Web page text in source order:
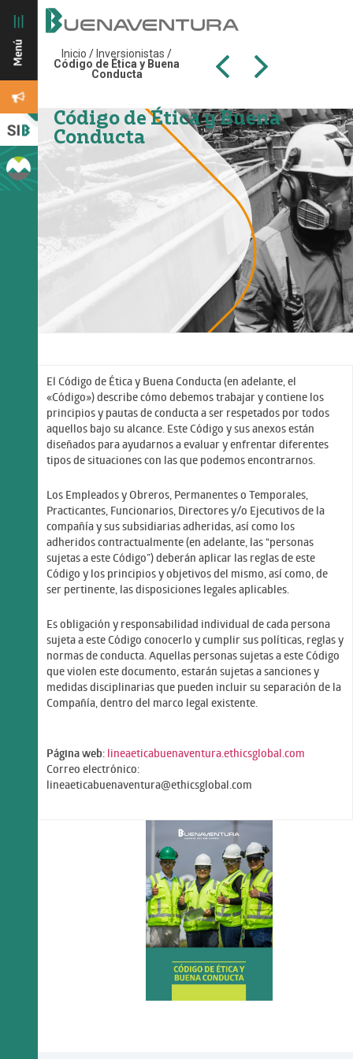
Inicio / Inversionistas /
Código de Ética y Buena
Conducta
Código de Ética y Buena
Conducta
El Código de Ética y Buena Conducta (en adelante, el
«Código») describe cómo debemos trabajar y contiene los
principios y pautas de conducta a ser respetados por todos
aquellos bajo su alcance. Este Código y sus anexos están
diseñados para ayudarnos a evaluar y enfrentar diferentes
tipos de situaciones con las que podemos encontrarnos.
Los Empleados y Obreros, Permanentes o Temporales,
Practicantes, Funcionarios, Directores y/o Ejecutivos de la
compañía y sus subsidiarias adheridas, así como los
adheridos contractualmente (en adelante, las “personas
sujetas a este Código”) deberán aplicar las reglas de este
Código y los principios y objetivos del mismo, así como, de
ser pertinente, las disposiciones legales aplicables.
Es obligación y responsabilidad individual de cada persona
sujeta a este Código conocerlo y cumplir sus políticas, reglas y
normas de conducta. Aquellas personas sujetas a este Código
que violen este documento, estarán sujetas a sanciones y
medidas disciplinarias que pueden incluir su separación de la
Compañía, dentro del marco legal existente.
Página web: lineaeticabuenaventura.ethicsglobal.com
Correo electrónico:
lineaeticabuenaventura@ethicsglobal.com